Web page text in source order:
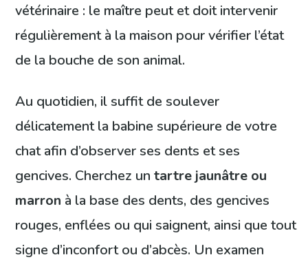
vétérinaire : le maître peut et doit intervenir
régulièrement à la maison pour vérifier l’état
de la bouche de son animal.
Au quotidien, il suffit de soulever
délicatement la babine supérieure de votre
chat afin d’observer ses dents et ses
gencives. Cherchez untartre jaunâtre ou
marron à la base des dents, des gencives
rouges, enflées ou qui saignent, ainsi que tout
signe d’inconfort ou d’abcès. Un examen